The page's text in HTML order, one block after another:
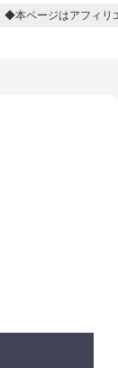
◆本ページはアフィリ